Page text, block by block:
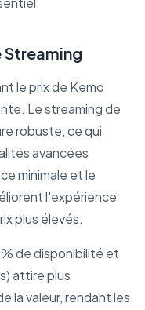
le prix de Kemo
Le streaming de
robuste, ce qui
avancées
minimale et le
l'expérience
plus élevés.
% de disponibilité et
attire plus
la valeur, rendant les